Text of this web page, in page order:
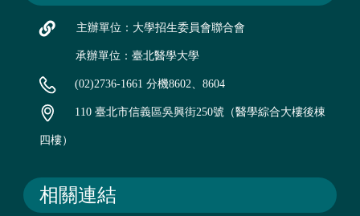
主辦單位：大學招生委員會聯合會
承辦單位：臺北醫學大學
(02)2736-1661 分機8602、8604
110 臺北市信義區吳興街250號（醫學綜合大樓後棟
四樓）
相關連結